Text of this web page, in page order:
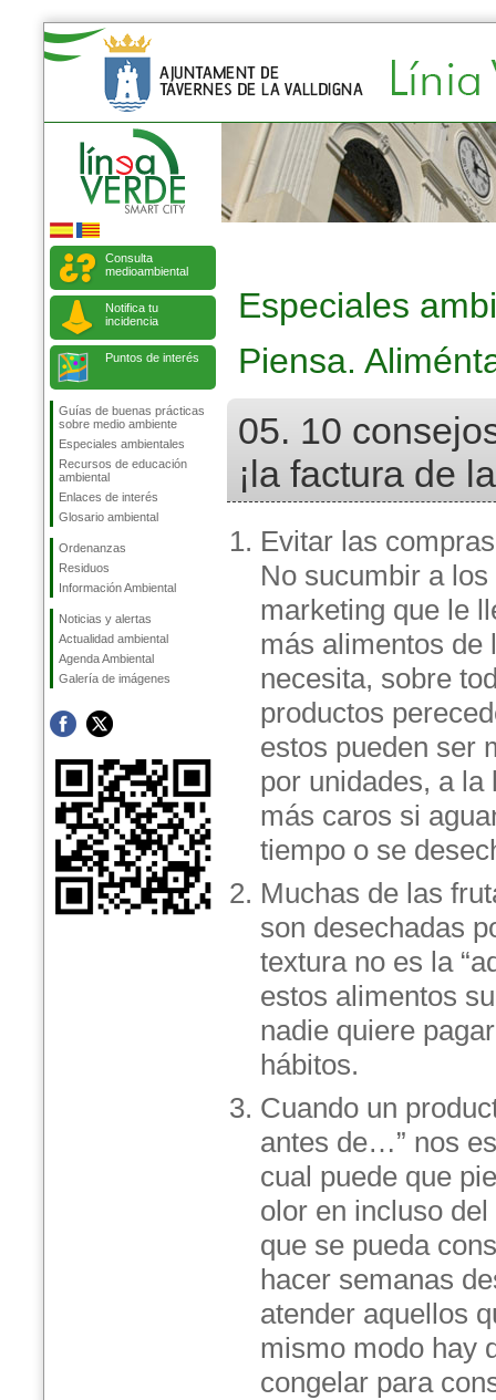
Consulta
medioambiental
Notifica tu
incidencia
Puntos de interés
Guías de buenas prácticas
sobre medio ambiente
Especiales ambientales
Recursos de educación
ambiental
Enlaces de interés
Glosario ambiental
Ordenanzas
Residuos
Información Ambiental
Noticias y alertas
Actualidad ambiental
Agenda Ambiental
Galería de imágenes
Especiales
Piensa.
05. 10
¡la factura de
Evitar las
No sucumbir a
marketing que le
más alimentos de
necesita, sobre
productos
estos pueden ser
por unidades, a la
más caros si
tiempo o se
Muchas de las
son desechadas
textura no es la
estos alimentos
nadie quiere
hábitos.
Cuando un
antes de…” nos
cual puede que
olor en incluso
que se pueda
hacer semanas
atender aquellos
mismo modo hay
congelar para